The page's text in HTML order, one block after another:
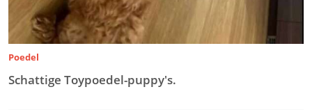
Poedel
Schattige Toypoedel-puppy's.